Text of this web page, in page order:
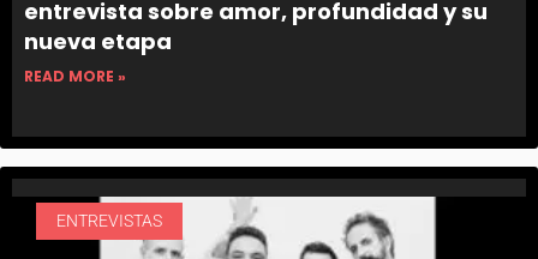
entrevista sobre amor, profundidad y su
nueva etapa
READ MORE »
ENTREVISTAS